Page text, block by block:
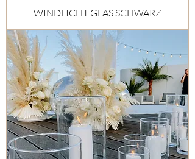
WINDLICHT GLAS SCHWARZ